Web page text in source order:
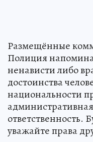
Размещённые
Полиция
ненависти либо
достоинства
национальности
ответственность.
уважайте права